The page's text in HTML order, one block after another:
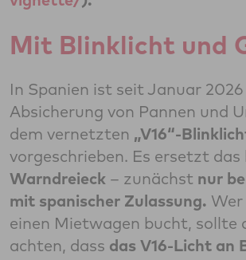
Mit Blinklicht und
In Spanien ist seit Januar 2026
Absicherung von Pannen und
dem vernetzten „V16“-
vorgeschrieben. Es ersetzt das
Warndreieck – zunächst nur
mit spanischer Zulassung. Wer
einen Mietwagen bucht, sollte
achten, dass das V16-Licht an